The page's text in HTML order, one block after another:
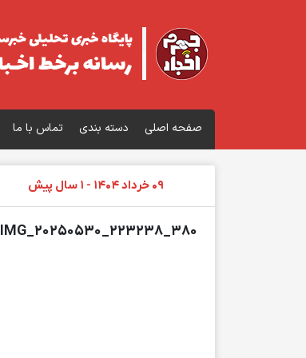
صفحه اصلی دسته بندی تماس با ما
09 خرداد 1404 - 1 سال پیش
IMG_20250530_223238_380